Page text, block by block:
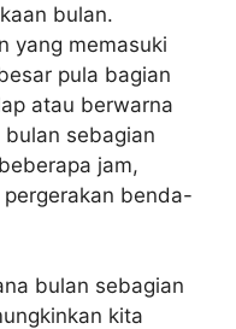
bulan.
yang memasuki
pula bagian
atau berwarna
sebagian
jam,
benda-
bulan sebagian
kita